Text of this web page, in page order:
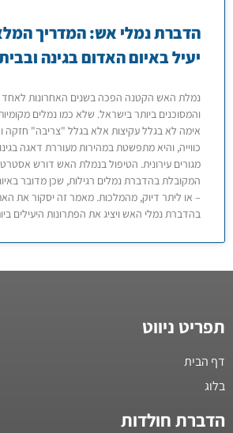
הדברת נמלי אש: המדריך
יעיל באיום האדום בגינה
נמלת האש הקטנה הפכה בשנים האחרונות לאחד
והמסוכנים ביותר בישראל. שלא כמו נמלים
אימה לא בגלל עקיצות אלא בגלל "צריבה" חזקה
כווייה, והיא מתפשטת במהירות מעוררת דאגה
מגורים עירונית. הטיפול בנמלת האש דורש
המקובלת בהדברת נמלים רגילות, שכן מדובר
– או ליתר דיוק, מהמלכות. מאמר זה יסקור את
בהדברת נמלי האש ויציג את הפתרונות היעילים
תפריט ניווט
דף הבית
בלוג
הדברת חולדות